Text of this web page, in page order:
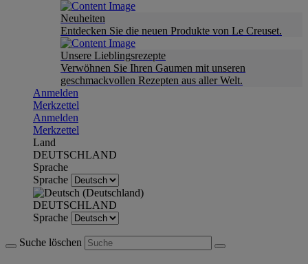
Neuheiten
Entdecken Sie die neuen Produkte von Le Creuset.
Unsere Lieblingsrezepte
Verwöhnen Sie Ihren Gaumen mit unseren
geschmackvollen Rezepten aus aller Welt.
Anmelden
Merkzettel
Anmelden
Merkzettel
Land
DEUTSCHLAND
Sprache
Sprache
DEUTSCHLAND
Sprache
Suche löschen